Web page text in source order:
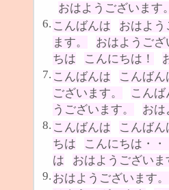
おはようございます。
6. こんばんは おはよう
ます。
おはようござ
ちは
こんにちは！
7. こんばんは こんばん
ございます。
こんば
うございます。
おは
8. こんばんは こんばん
ちは
こんにちは・・
は
おはようございま
9. おはようございます。